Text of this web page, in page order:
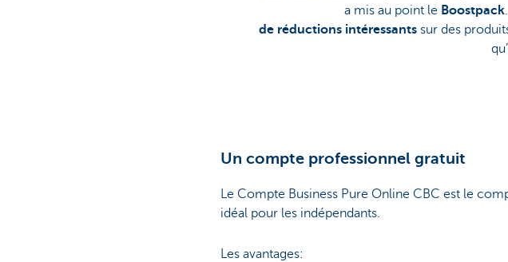
a mis au point le Boostpack
de réductions intéressants sur des
Un compte professionnel gratuit
Le Compte Business Pure Online CBC est le
idéal pour les indépendants.
Les avantages: